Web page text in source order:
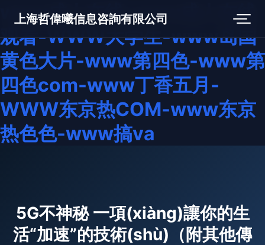
www成人在线-www成人在线
观看-WWW大学生-www岛国
黄色大片-www第四色-www第
四色com-www丁香五月-
WWW东京热COM-www东京
热色色-www搞va
上海哲偉曦信息咨詢有限公司
5G不神秘 一項(xiàng)讓你的生
活“加速”的技術(shù)（附其他傳